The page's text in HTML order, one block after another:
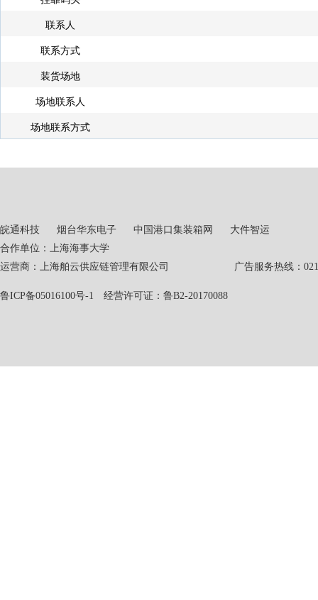
联系人
联系方式
装货场地
场地联系人
场地联系方式
皖通科技 烟台华东电子 中国港口集装箱网
大件智运
合作单位：上海海事大学
运营商：上海舶云供应链管理有限公司 广告服务热线：021-
鲁ICP备05016100号-1 经营许可证：鲁B2-20170088